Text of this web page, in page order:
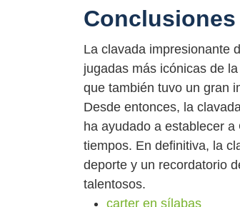
Conclusiones
La clavada impresionante
jugadas más icónicas de
que también tuvo un gran
Desde entonces, la
ha ayudado a establecer
tiempos. En definitiva, la
deporte y un recordatorio
talentosos.
carter en sílabas